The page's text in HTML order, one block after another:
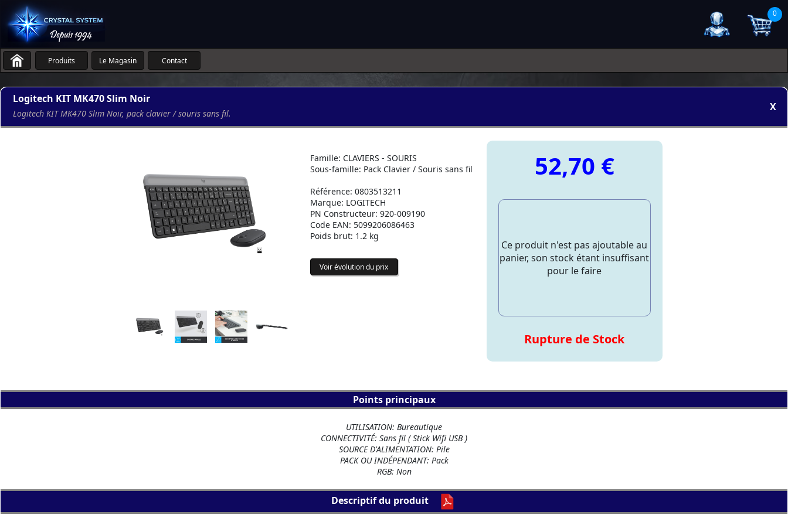
0
Produits Le Magasin Contact
Logitech KIT MK470 Slim Noir
Logitech KIT MK470 Slim Noir, pack clavier / souris sans fil.
X
Famille: CLAVIERS - SOURIS
Sous-famille: Pack Clavier / Souris sans fil
Référence: 0803513211
Marque: LOGITECH
PN Constructeur: 920-009190
Code EAN: 5099206086463
Poids brut: 1.2 kg
Voir évolution du prix
52,70 €
Ce produit n'est pas ajoutable au
panier, son stock étant insuffisant
pour le faire
Rupture de Stock
Points principaux
UTILISATION: Bureautique
CONNECTIVITÉ: Sans fil ( Stick Wifi USB )
SOURCE D'ALIMENTATION: Pile
PACK OU INDÉPENDANT: Pack
RGB: Non
Descriptif du produit